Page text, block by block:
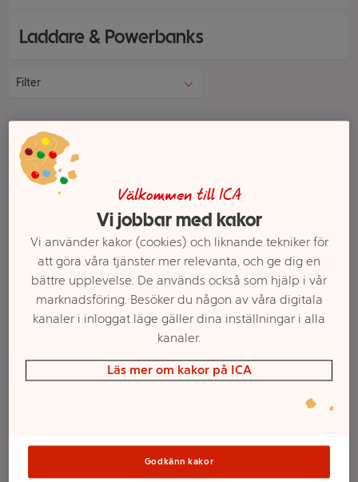
Laddare & Powerbanks
Filter
USB-C to USB-C 2m
dubbelpack vit Belkin
Välj butik
Kabel USB-C HDMI 2.1
2M Belkin
Välj butik
Välkommen till ICA
Vi jobbar med kakor
Vi använder kakor (cookies) och liknande tekniker för
att göra våra tjänster mer relevanta, och ge dig en
bättre upplevelse. De används också som hjälp i vår
marknadsföring. Besöker du någon av våra digitala
kanaler i inloggat läge gäller dina inställningar i alla
kanaler.
Läs mer om kakor på ICA
Godkänn kakor